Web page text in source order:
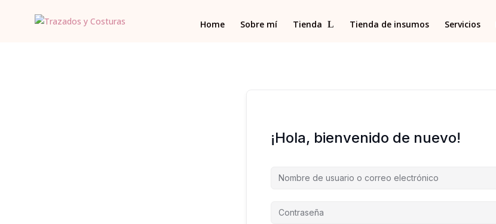
Home Sobre mí Tienda Tienda de insumos Servicios
¡Hola, bienvenido de nuevo!